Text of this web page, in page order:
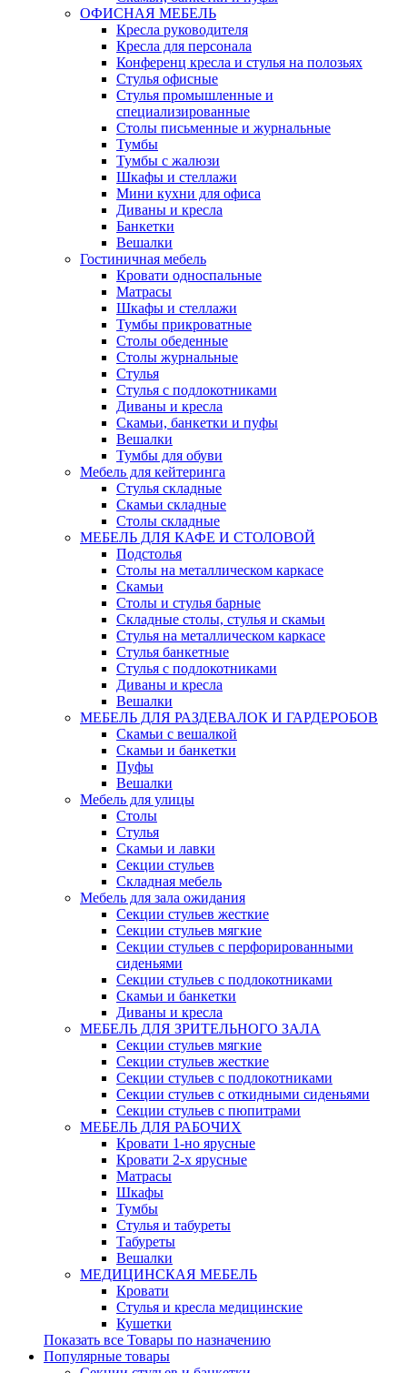
ОФИСНАЯ МЕБЕЛЬ
Кресла руководителя
Кресла для персонала
Конференц кресла и стулья на полозьях
Стулья офисные
Стулья промышленные и
специализированные
Столы письменные и журнальные
Тумбы
Тумбы с жалюзи
Шкафы и стеллажи
Мини кухни для офиса
Диваны и кресла
Банкетки
Вешалки
Гостиничная мебель
Кровати односпальные
Матрасы
Шкафы и стеллажи
Тумбы прикроватные
Столы обеденные
Столы журнальные
Стулья
Стулья с подлокотниками
Диваны и кресла
Скамьи, банкетки и пуфы
Вешалки
Тумбы для обуви
Мебель для кейтеринга
Стулья складные
Скамьи складные
Столы складные
МЕБЕЛЬ ДЛЯ КАФЕ И СТОЛОВОЙ
Подстолья
Столы на металлическом каркасе
Скамьи
Столы и стулья барные
Складные столы, стулья и скамьи
Стулья на металлическом каркасе
Стулья банкетные
Стулья с подлокотниками
Диваны и кресла
Вешалки
МЕБЕЛЬ ДЛЯ РАЗДЕВАЛОК И ГАРДЕРОБОВ
Скамьи с вешалкой
Скамьи и банкетки
Пуфы
Вешалки
Мебель для улицы
Столы
Стулья
Скамьи и лавки
Секции стульев
Складная мебель
Мебель для зала ожидания
Секции стульев жесткие
Секции стульев мягкие
Секции стульев с перфорированными
сиденьями
Секции стульев с подлокотниками
Скамьи и банкетки
Диваны и кресла
МЕБЕЛЬ ДЛЯ ЗРИТЕЛЬНОГО ЗАЛА
Секции стульев мягкие
Секции стульев жесткие
Секции стульев с подлокотниками
Секции стульев с откидными сиденьями
Секции стульев с пюпитрами
МЕБЕЛЬ ДЛЯ РАБОЧИХ
Кровати 1-но ярусные
Кровати 2-х ярусные
Матрасы
Шкафы
Тумбы
Стулья и табуреты
Табуреты
Вешалки
МЕДИЦИНСКАЯ МЕБЕЛЬ
Кровати
Стулья и кресла медицинские
Кушетки
Показать все Товары по назначению
Популярные товары